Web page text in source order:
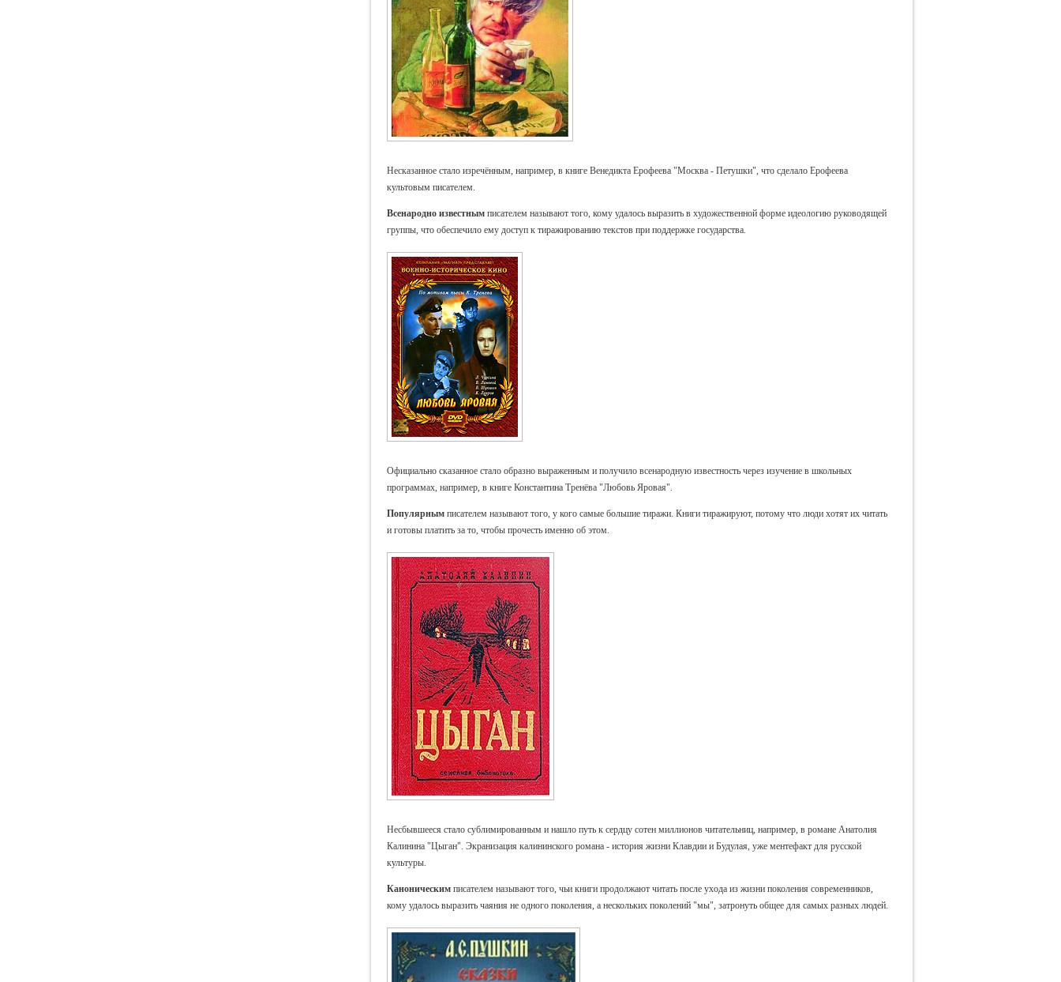
Несказанное стало изречённым, например, в книге Венедикта Ерофеева "Москва - Петушки", что сделало Ерофеева
культовым писателем.
Всенародно известнымписателем называют того, кому удалось выразить в художественной форме идеологию руководящей
группы, что обеспечило ему доступ к тиражированию текстов при поддержке государства.
Официально сказанное стало образно выраженным и получило всенародную известность через изучение в школьных
программах, например, в книге Константина Тренёва "Любовь Яровая".
Популярнымписателем называют того, у кого самые большие тиражи. Книги тиражируют, потому что люди хотят их читать
и готовы платить за то, чтобы прочесть именно об этом.
Несбывшееся стало сублимированным и нашло путь к сердцу сотен миллионов читательниц, например, в романе Анатолия
Калинина "Цыган". Экранизация калининского романа - история жизни Клавдии и Будулая, уже ментефакт для русской
культуры.
Каноническимписателем называют того, чьи книги продолжают читать после ухода из жизни поколения современников,
кому удалось выразить чаяния не одного поколения, а нескольких поколений "мы", затронуть общее для самых разных людей.